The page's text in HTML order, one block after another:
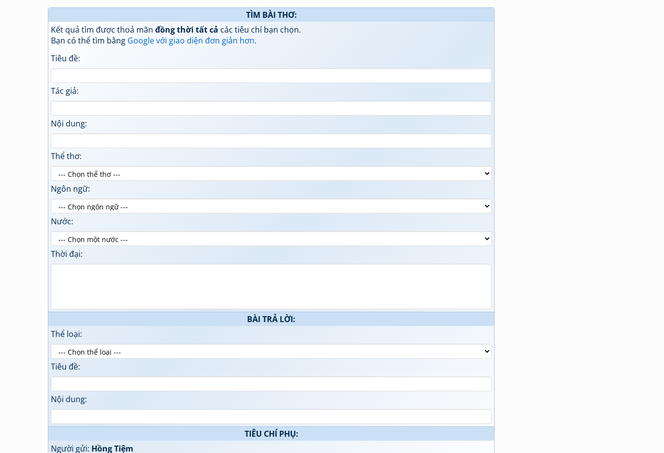
TÌM BÀI THƠ:
Kết quả tìm được thoả mãn đồng thời tất cả các tiêu chí bạn chọn.
Bạn có thể tìm bằng Google với giao diện đơn giản hơn.
Tiêu đề:
Tác giả:
Nội dung:
Thể thơ:
Ngôn ngữ:
Nước:
Thời đại:
BÀI TRẢ LỜI:
Thể loại:
Tiêu đề:
Nội dung:
TIÊU CHÍ PHỤ:
Người gửi: Hồng Tiệm